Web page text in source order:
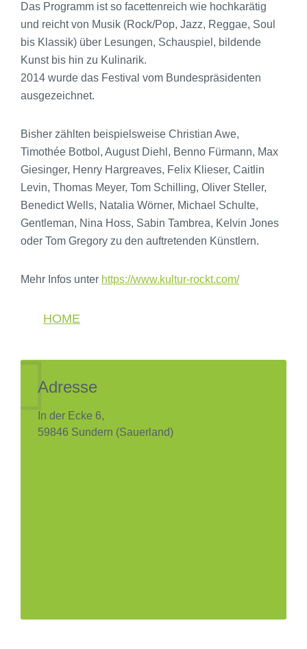
Das Programm ist so facettenreich wie hochkarätig
und reicht von Musik (Rock/Pop, Jazz, Reggae, Soul
bis Klassik) über Lesungen, Schauspiel, bildende
Kunst bis hin zu Kulinarik.
2014 wurde das Festival vom Bundespräsidenten
ausgezeichnet.
Bisher zählten beispielsweise Christian Awe,
Timothée Botbol, August Diehl, Benno Fürmann, Max
Giesinger, Henry Hargreaves, Felix Klieser, Caitlin
Levin, Thomas Meyer, Tom Schilling, Oliver Steller,
Benedict Wells, Natalia Wörner, Michael Schulte,
Gentleman, Nina Hoss, Sabin Tambrea, Kelvin Jones
oder Tom Gregory zu den auftretenden Künstlern.
Mehr Infos unter https://www.kultur-rockt.com/
HOME
Adresse
In der Ecke 6,
59846 Sundern (Sauerland)